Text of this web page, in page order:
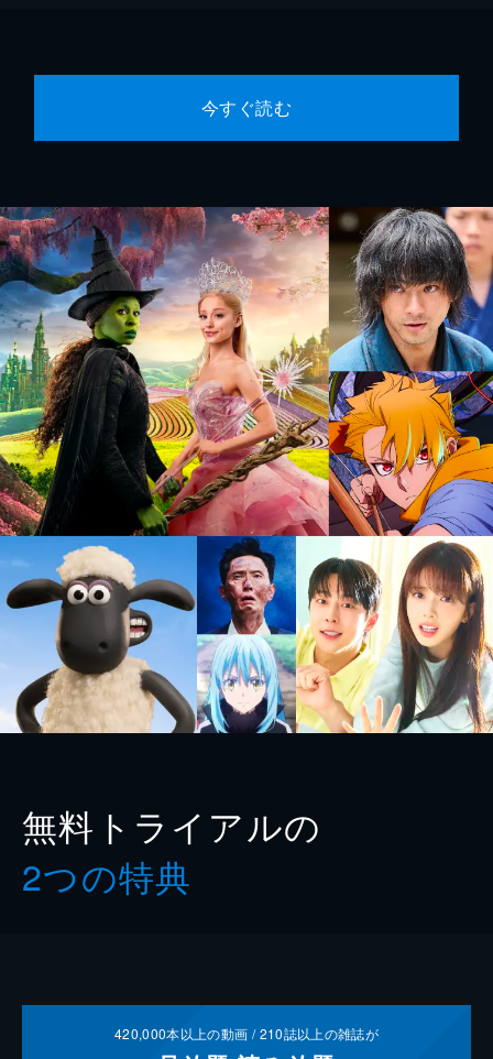
今すぐ読む
無料トライアルの
2つの特典
420,000本以上の動画 /210誌以上の雑誌が